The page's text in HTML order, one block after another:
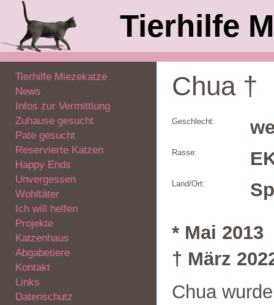
Tierhilfe
Tierhilfe Miezekatze
News
Infos zur Vermittlung
Zuhause gesucht
Pate gesucht
Reservierte Katzen
Happy Ends
Unvergessen
Wohltäter
Ich will helfen
Projekte
Katzenhaus
Abgabetiere
Kontakt
Links
Datenschutz
Chua †
Geschlecht:
Rasse:
Land/Ort:
* Mai 2013
† März
Chua